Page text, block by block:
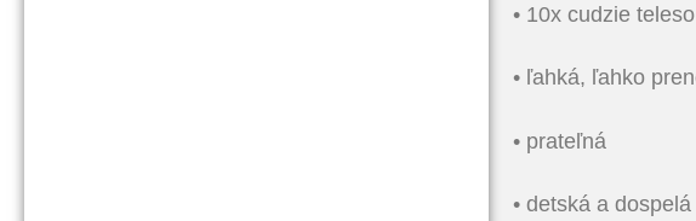
• 10x cudzie
• ľahká, ľahko
• prateľná
• detská a